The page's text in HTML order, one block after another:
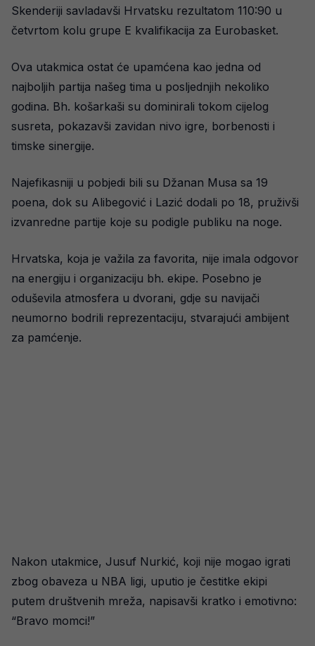
Skenderiji savladavši Hrvatsku rezultatom 110:90 u
četvrtom kolu grupe E kvalifikacija za Eurobasket.
Ova utakmica ostat će upamćena kao jedna od
najboljih partija našeg tima u posljednjih nekoliko
godina. Bh. košarkaši su dominirali tokom cijelog
susreta, pokazavši zavidan nivo igre, borbenosti i
timske sinergije.
Najefikasniji u pobjedi bili su Džanan Musa sa 19
poena, dok su Alibegović i Lazić dodali po 18, pruživši
izvanredne partije koje su podigle publiku na noge.
Hrvatska, koja je važila za favorita, nije imala odgovor
na energiju i organizaciju bh. ekipe. Posebno je
oduševila atmosfera u dvorani, gdje su navijači
neumorno bodrili reprezentaciju, stvarajući ambijent
za pamćenje.
Nakon utakmice, Jusuf Nurkić, koji nije mogao igrati
zbog obaveza u NBA ligi, uputio je čestitke ekipi
putem društvenih mreža, napisavši kratko i emotivno:
“Bravo momci!”